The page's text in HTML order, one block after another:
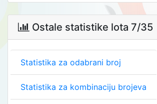
 Ostale statistike lota 7/35
Statistika za odabrani broj
Statistika za kombinaciju brojeva